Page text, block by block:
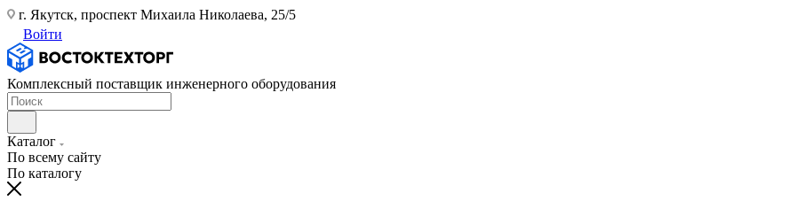
г. Якутск, проспект Михаила Николаева, 25/5
Войти
Комплексный поставщик инженерного оборудования
Каталог
По всему сайту
По каталогу